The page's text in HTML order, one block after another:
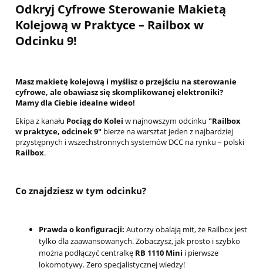
Odkryj Cyfrowe Sterowanie Makietą
Kolejową w Praktyce – Railbox w
Odcinku 9!
Masz makietę kolejową i myślisz o przejściu na sterowanie
cyfrowe, ale obawiasz się skomplikowanej elektroniki?
Mamy dla Ciebie idealne wideo!
Ekipa z kanału Pociąg do Kolei w najnowszym odcinku "Railbox
w praktyce, odcinek 9" bierze na warsztat jeden z najbardziej
przystępnych i wszechstronnych systemów DCC na rynku – polski
Railbox.
Co znajdziesz w tym odcinku?
Prawda o konfiguracji: Autorzy obalają mit, że Railbox jest
tylko dla zaawansowanych. Zobaczysz, jak prosto i szybko
można podłączyć centralkę RB 1110 Mini i pierwsze
lokomotywy. Zero specjalistycznej wiedzy!